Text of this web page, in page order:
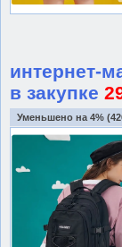
интернет-
в закупке
Уменьшено на 4%